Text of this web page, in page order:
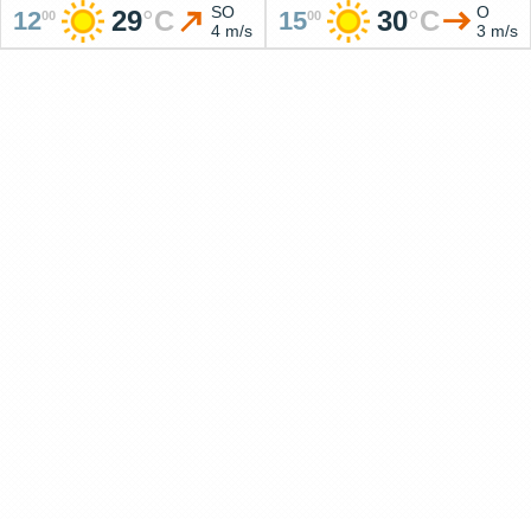
1200 29°C
SO
4 m/s
1500 30°C
O
3 m/s